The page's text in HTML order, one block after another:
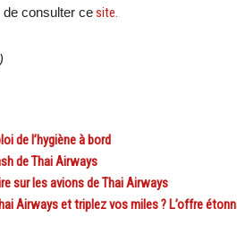
consulter cesite.
de l’hygiène à bord
de Thai Airways
sur les avions de Thai Airways
Airways et triplez vos miles ? L’offre